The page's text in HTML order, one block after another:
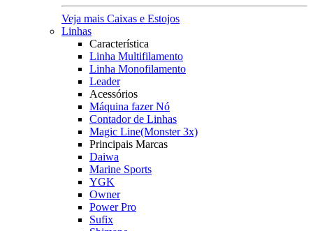
Veja mais Caixas e Estojos
Linhas
Característica
Linha Multifilamento
Linha Monofilamento
Leader
Acessórios
Máquina fazer Nó
Contador de Linhas
Magic Line(Monster 3x)
Principais Marcas
Daiwa
Marine Sports
YGK
Owner
Power Pro
Sufix